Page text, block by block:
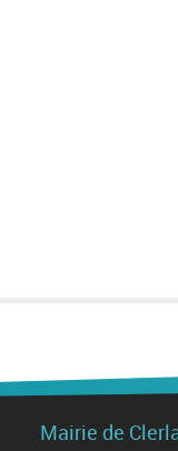
Mairie de